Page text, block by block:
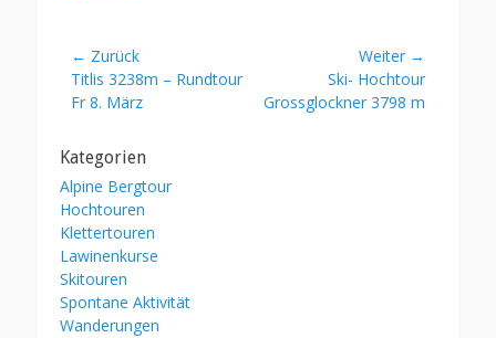
Beitragsnavigation
← Zurück
Vorheriger
Beitrag:
Titlis 3238m – Rundtour
Fr 8. März
Weiter →
Beitrag:
Ski- Hochtour
Grossglockner 3798 m
Kategorien
Alpine Bergtour
Hochtouren
Klettertouren
Lawinenkurse
Skitouren
Spontane Aktivität
Wanderungen